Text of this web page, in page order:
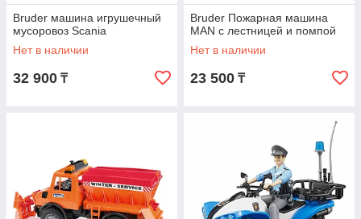
Bruder машина игрушечный
мусоровоз Scania
Нет в наличии
32 900 ₸
Bruder Пожарная машина
MAN с лестницей и помпой
Нет в наличии
23 500 ₸